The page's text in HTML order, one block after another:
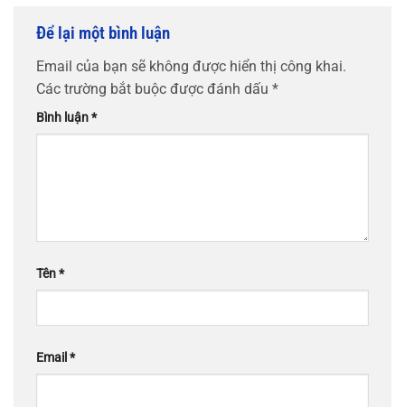
Để lại một bình luận
Email của bạn sẽ không được hiển thị công khai.
Các trường bắt buộc được đánh dấu *
Bình luận*
Tên*
Email *